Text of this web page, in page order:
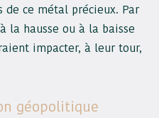
de ce métal précieux. Par
la hausse ou à la baisse
impacter, à leur tour,
géopolitique